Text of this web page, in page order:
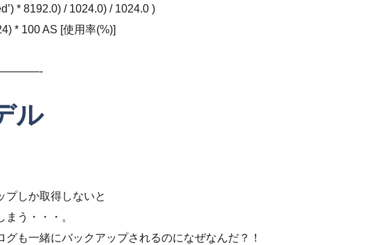
* 8192.0) / 1024.0) / 1024.0 )
* 100 AS [使用率(%)]
ル
プしか取得しないと
う・・・。
も一緒にバックアップされるのになぜなんだ？！